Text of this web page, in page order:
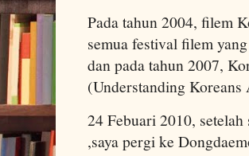
Pada tahun 2004, filem
semua festival filem
dan pada tahun 2007,
(Understanding
24 Febuari 2010,
,saya pergi ke